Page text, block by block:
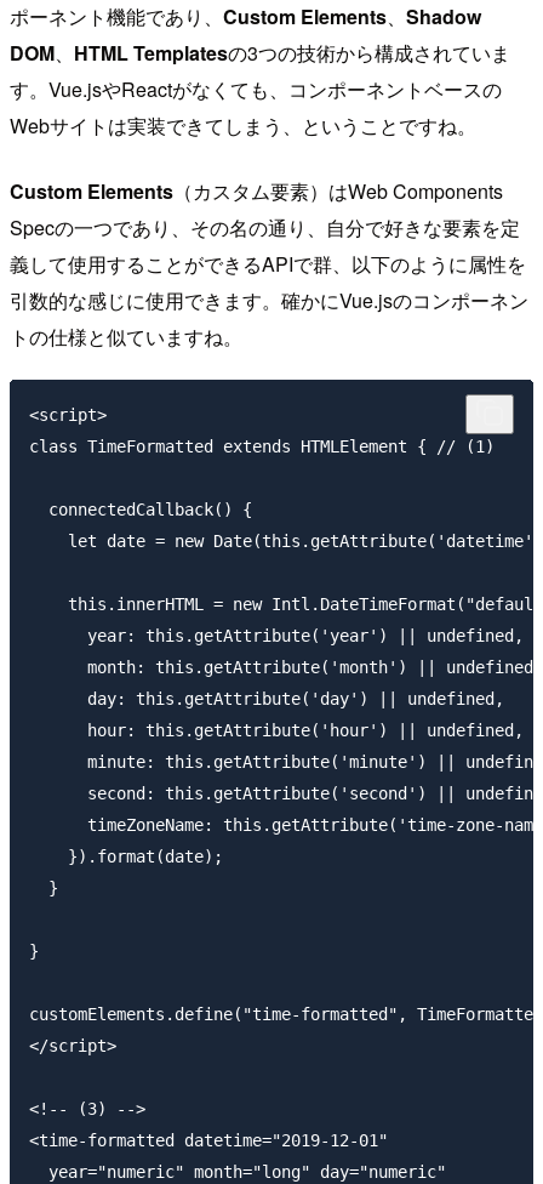
ポーネント機能であり、 Custom Elements、 Shadow
DOM、 HTML Templatesの3つの技術から構成されていま
す。Vue.jsやReactがなくても、コンポーネントベースの
Webサイトは実装できてしまう、ということですね。
Custom Elements （カスタム要素）はWeb Components
Specの一つであり、その名の通り、自分で好きな要素を定
義して使用することができるAPIで群、以下のように属性を
引数的な感じに使用できます。確かにVue.jsのコンポーネン
トの仕様と似ていますね。
<script>
class TimeFormatted extends HTMLElement { // (1)
  connectedCallback() {
let date = new
this.innerHTML = new
      year: this.getAttribute('year') || undefined,
      month: this.getAttribute('month') || undefined,
      day: this.getAttribute('day') || undefined,
      hour: this.getAttribute('hour') || undefined,
minute: this.getAttribute('minute') ||
second: this.getAttribute('second') ||
timeZoneName: this.getAttribute('time-zone-
    }).format(date);
  }
}
customElements.define("time-formatted",
</script>
<!-- (3) -->
<time-formatted datetime="2019-12-01"
  year="numeric" month="long" day="numeric"